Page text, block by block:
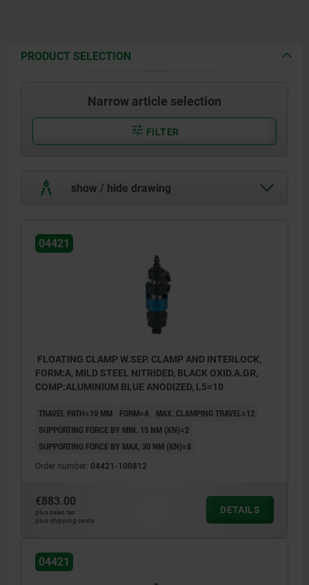
PRODUCT SELECTION
Narrow article selection
FILTER
show / hide drawing
04421
FLOATING CLAMP W.SEP. CLAMP AND INTERLOCK,
FORM:A, MILD STEEL NITRIDED, BLACK OXID.A.GR,
COMP:ALUMINIUM BLUE ANODIZED, L5=10
TRAVEL PATH=10 MM FORM=A
MAX. CLAMPING TRAVEL=12
SUPPORTING FORCE BY MIN. 15 NM (KN)=2
SUPPORTING FORCE BY MAX. 30 NM (KN)=8
Order number: 04421-100812
€883.00
plus sales tax
plus shipping costs
DETAILS
04421